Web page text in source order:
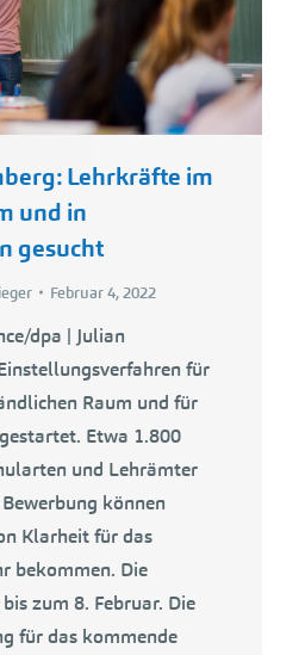
Lehrkräfte im
und in
gesucht
Februar 4, 2022
dpa | Julian
für
Raum und für
Etwa 1.800
und Lehrämter
können
Klarheit für das
bekommen. Die
zum 8. Februar. Die
für das kommende